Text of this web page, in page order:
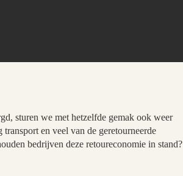
sturen we met hetzelfde gemak ook weer
en veel van de geretourneerde
bedrijven deze retoureconomie in stand?